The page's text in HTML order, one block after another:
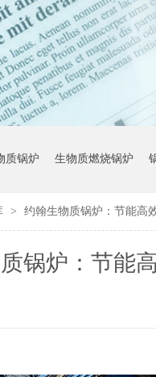
质锅炉 生物质燃烧锅炉
> 约翰生物质锅炉：节能高
锅炉：节能